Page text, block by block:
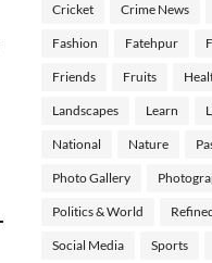
Cricket Crime News
Fashion Fatehpur
Friends Fruits
Landscapes Learn
National Nature
Photo Gallery
Politics & World
Social Media Sports